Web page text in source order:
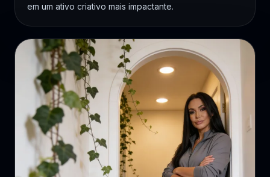
em um ativo criativo mais impactante.